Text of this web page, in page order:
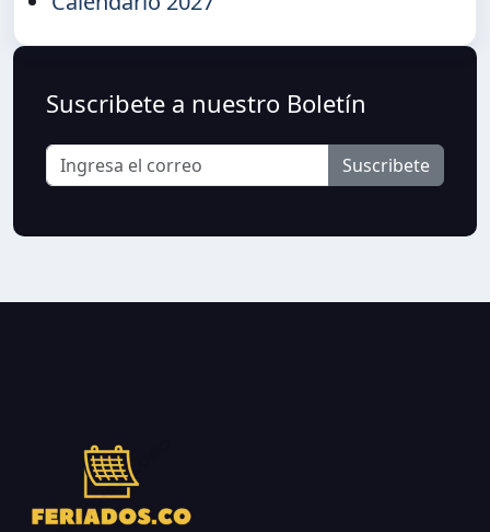
Suscribete a nuestro Boletín
Suscribete